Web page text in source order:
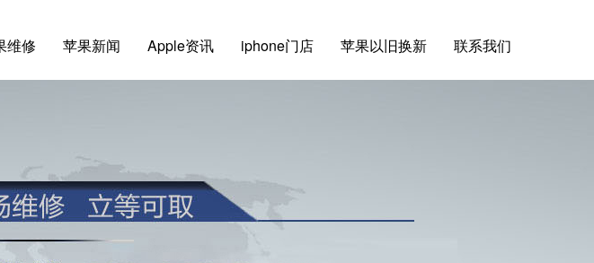
维修 苹果新闻 Apple资讯 iphone门店 苹果以旧换新 联系我们